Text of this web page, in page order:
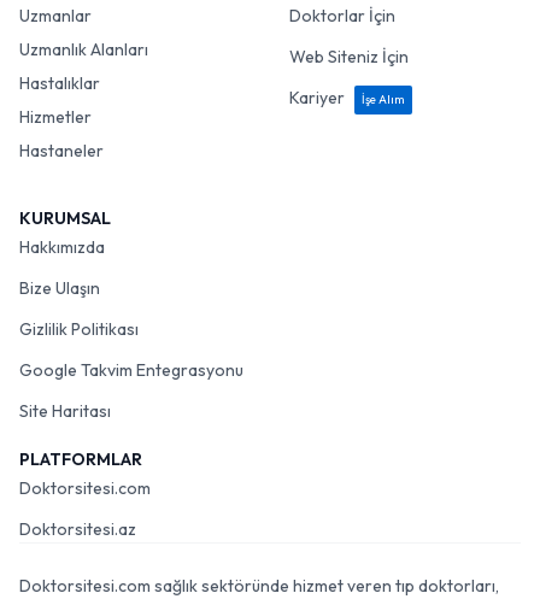
Uzmanlar
Uzmanlık Alanları
Hastalıklar
Hizmetler
Hastaneler
Doktorlar İçin
Web Siteniz İçin
Kariyer
İşe Alım
KURUMSAL
Hakkımızda
Bize Ulaşın
Gizlilik Politikası
Google Takvim Entegrasyonu
Site Haritası
PLATFORMLAR
Doktorsitesi.com
Doktorsitesi.az
Doktorsitesi.com sağlık sektöründe hizmet veren tıp doktorları,